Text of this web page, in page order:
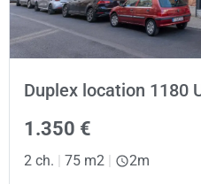
Duplex location 1180
1.350 €
2 ch. | 75 m2 | 2m